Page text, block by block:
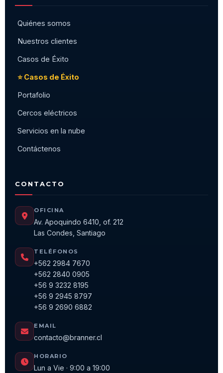
Quiénes somos
Nuestros clientes
Casos de Éxito
⭐ Casos de Éxito
Portafolio
Cercos eléctricos
Servicios en la nube
Contáctenos
CONTACTO
OFICINA
Av. Apoquindo 6410, of. 212
Las Condes, Santiago
TELÉFONOS
+562 2984 7670
+562 2840 0905
+56 9 3232 8195
+56 9 2945 8797
+56 9 2690 6882
EMAIL
contacto@branner.cl
HORARIO
Lun a Vie · 9:00 a 19:00